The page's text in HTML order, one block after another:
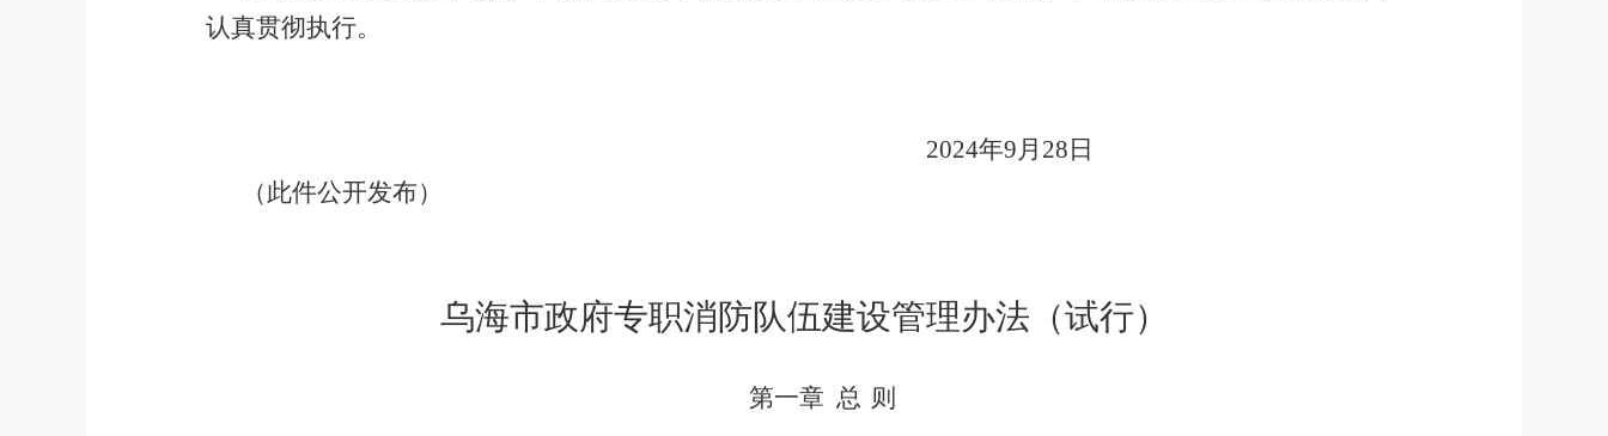
认真贯彻执行。
2024年9月 28 日
（此件公开发布）
乌海市政府专职消防队伍建设管理办法（试行）
第一章 总 则